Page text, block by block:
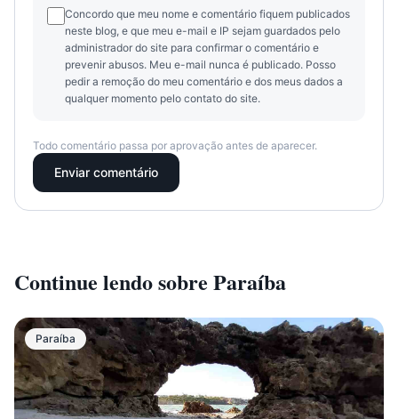
Concordo que meu nome e comentário fiquem publicados
neste blog, e que meu e-mail e IP sejam guardados pelo
administrador do site para confirmar o comentário e
prevenir abusos. Meu e-mail nunca é publicado. Posso
pedir a remoção do meu comentário e dos meus dados a
qualquer momento pelo contato do site.
Todo comentário passa por aprovação antes de aparecer.
Enviar comentário
Continue lendo sobre Paraíba
Paraíba